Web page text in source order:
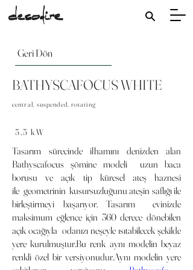
Geri Dön
BATHYSCAFOCUS WHITE
central, suspended, rotating
5,5 kW
Tasarım sürecinde ilhamını denizden alan
Bathyscafocus şömine modeli uzun baca
borusu ve açık tip küresel ateş haznesi
ile geometrinin kusursuzluğunu ateşin saflığı ile
birleştirmeyi başarıyor. Tasarım evinizde
maksimum eğlence için 360 derece dönebilen
açık ocağıyla odanızı neşeyle ısıtabilecek şekilde
yere kurulmuştur.Bu renk aynı modelin beyaz
renkli özel bir versiyonudur.Aynı modelin yere